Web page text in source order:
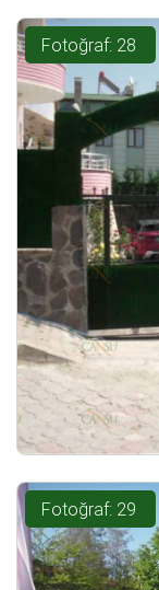
Fotoğraf: 28
Fotoğraf: 29